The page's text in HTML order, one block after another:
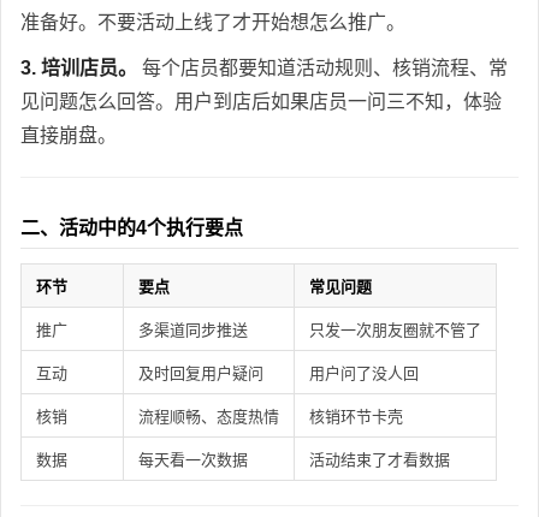
准备好。不要活动上线了才开始想怎么推广。
3. 培训店员。
每个店员都要知道活动规则、核销流程、常
见问题怎么回答。用户到店后如果店员一问三不知，体验
直接崩盘。
二、活动中的4个执行要点
环节 要点 常见问题
推广 多渠道同步推送 只发一次朋友圈就不管了
互动 及时回复用户疑问 用户问了没人回
核销 流程顺畅、态度热情 核销环节卡壳
数据 每天看一次数据 活动结束了才看数据